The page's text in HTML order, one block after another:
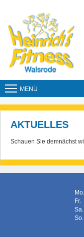
MENÜ
AKTUELLES
Schauen Sie demnächst
Fr.
Sa.
So.